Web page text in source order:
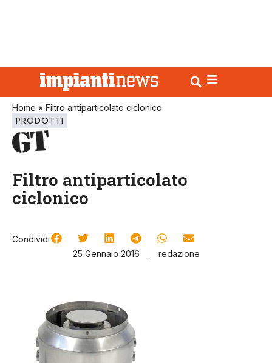
Home » Filtro antiparticolato ciclonico
PRODOTTI
Filtro antiparticolato
ciclonico
Condividi
25 Gennaio 2016
redazione